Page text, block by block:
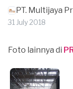
PT. Multijaya
31 July 2018
Foto lainnya di